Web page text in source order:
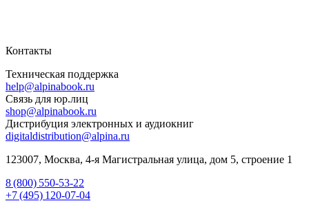
Контакты
Техническая поддержка
help@alpinabook.ru
Связь для юр.лиц
shop@alpinabook.ru
Дистрибуция электронных и аудиокниг
digitaldistribution@alpina.ru
123007, Москва, 4-я Магистральная улица, дом 5, строение 1
8 (800) 550-53-22
+7 (495) 120-07-04